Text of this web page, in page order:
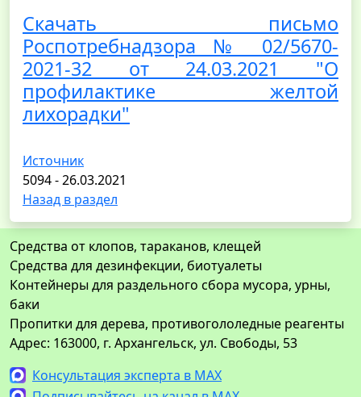
Скачать письмо
Роспотребнадзора № 02/5670-
2021-32 от 24.03.2021 "О
профилактике желтой
лихорадки"
Источник
5094 - 26.03.2021
Назад в раздел
Средства от клопов, тараканов, клещей
Средства для дезинфекции, биотуалеты
Контейнеры для раздельного сбора мусора, урны,
баки
Пропитки для дерева, противогололедные реагенты
Адрес: 163000, г. Архангельск, ул. Свободы, 53
Консультация эксперта в MAX